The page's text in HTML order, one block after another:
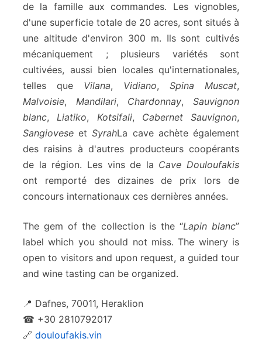
de la famille aux commandes. Les vignobles,
d'une superficie totale de 20 acres, sont situés à
une altitude d'environ 300 m. Ils sont cultivés
mécaniquement ; plusieurs variétés sont
cultivées, aussi bien locales qu'internationales,
telles que Vilana, Vidiano, Spina Muscat,
Malvoisie, Mandilari, Chardonnay,Sauvignon
blanc,Liatiko, Kotsifali, Cabernet Sauvignon,
Sangiovese etSyrahLa cave achète également
des raisins à d'autres producteurs coopérants
de la région. Les vins de la Cave Douloufakis
ont remporté des dizaines de prix lors de
concours internationaux ces dernières années.
The gem of the collection is the “Lapin blanc”
label which you should not miss. The winery is
open to visitors and upon request, a guided tour
and wine tasting can be organized.
📍 Dafnes, 70011, Heraklion
☎ +30 2810792017
🔗 douloufakis.vin